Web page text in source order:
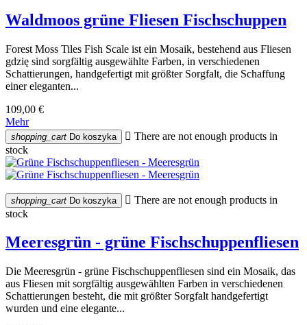
Waldmoos grüne Fliesen Fischschuppen
Forest Moss Tiles Fish Scale ist ein Mosaik, bestehend aus Fliesen
gdzię sind sorgfältig ausgewählte Farben, in verschiedenen
Schattierungen, handgefertigt mit größter Sorgfalt, die Schaffung
einer eleganten...
109,00 €
Mehr
shopping_cart Do koszyka  There are not enough products in
stock
shopping_cart Do koszyka  There are not enough products in
stock
Meeresgrün - grüne Fischschuppenfliesen
Die Meeresgrün - grüne Fischschuppenfliesen sind ein Mosaik, das
aus Fliesen mit sorgfältig ausgewählten Farben in verschiedenen
Schattierungen besteht, die mit größter Sorgfalt handgefertigt
wurden und eine elegante...